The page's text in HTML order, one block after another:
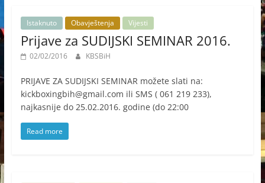
Istaknuto Obavještenja Vijesti
Prijave za SUDIJSKI SEMINAR 2016.
02/02/2016 KBSBiH
PRIJAVE ZA SUDIJSKI SEMINAR možete slati na:
kickboxingbih@gmail.com ili SMS ( 061 219 233),
najkasnije do 25.02.2016. godine (do 22:00
Read more